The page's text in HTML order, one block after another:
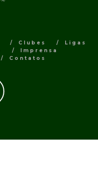
Clubes
Ligas
Imprensa
Contatos